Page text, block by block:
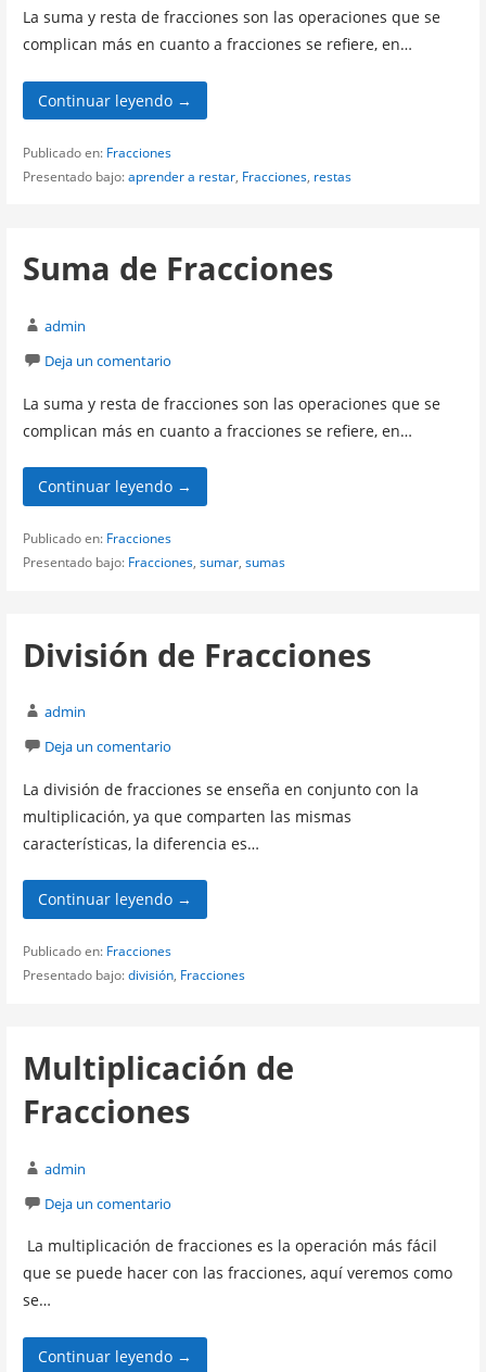
La suma y resta de fracciones son las operaciones que se
complican más en cuanto a fracciones se refiere, en…
Continuar leyendo →
Publicado en: Fracciones
Presentado bajo:aprender a restar, Fracciones, restas
Suma de Fracciones
admin
Deja un comentario
La suma y resta de fracciones son las operaciones que se
complican más en cuanto a fracciones se refiere, en…
Continuar leyendo →
Publicado en: Fracciones
Presentado bajo: Fracciones, sumar, sumas
División de Fracciones
admin
Deja un comentario
La división de fracciones se enseña en conjunto con la
multiplicación, ya que comparten las mismas
características, la diferencia es…
Continuar leyendo →
Publicado en: Fracciones
Presentado bajo:división, Fracciones
Multiplicación de
Fracciones
admin
Deja un comentario
La multiplicación de fracciones es la operación más fácil
que se puede hacer con las fracciones, aquí veremos como
se…
Continuar leyendo →